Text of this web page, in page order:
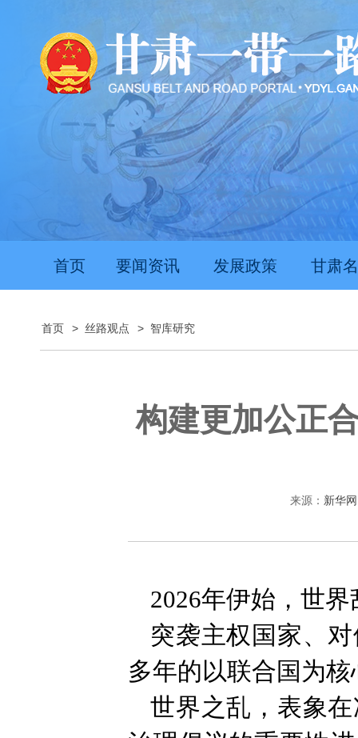
首页 要闻资讯 发展政策 甘肃
首页 > 丝路观点 > 智库研究
构建更加公正
来源： 新华网
2026年伊始，世
突袭主权国家、
多年的以联合国为
世界之乱，表象